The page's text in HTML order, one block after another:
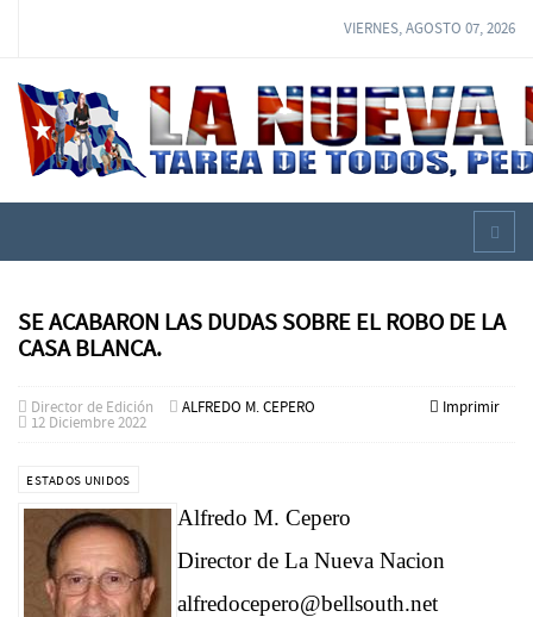
VIERNES, AGOSTO 07, 2026
SE ACABARON LAS DUDAS SOBRE EL ROBO DE LA
CASA BLANCA.
Imprimir
Director de Edición ALFREDO M. CEPERO
12 Diciembre 2022
ESTADOS UNIDOS
Alfredo M. Cepero
Director de La Nueva Nacion
alfredocepero@bellsouth.net